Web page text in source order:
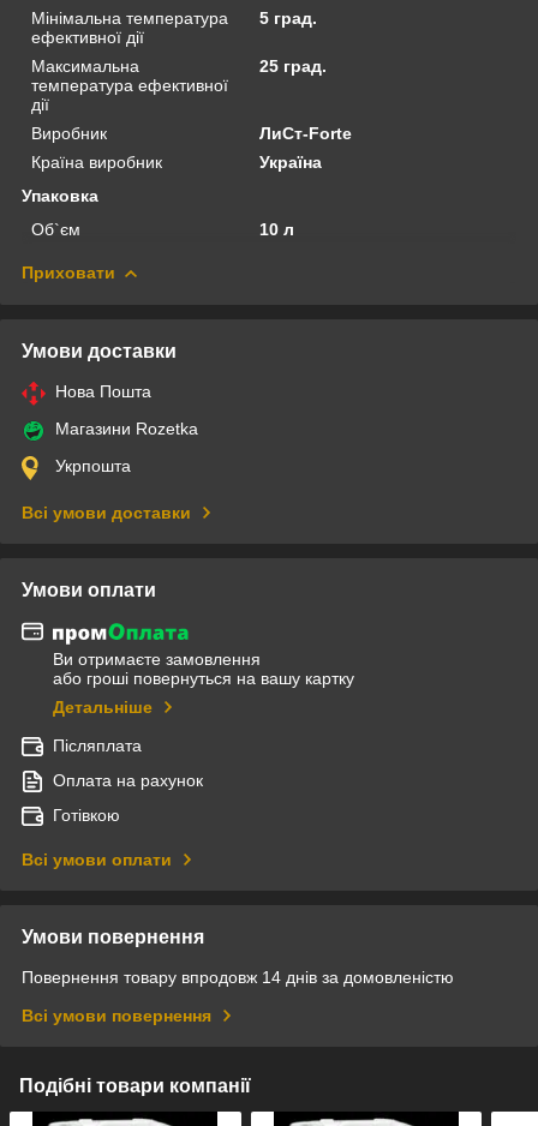
Мінімальна температура
ефективної дії
5 град.
Максимальна
температура ефективної
дії
25 град.
Виробник
ЛиСт-Forte
Країна виробник
Україна
Упаковка
Об`єм
10 л
Приховати
Умови доставки
Нова Пошта
Магазини Rozetka
Укрпошта
Всі умови доставки
Умови оплати
Ви отримаєте замовлення
або гроші повернуться на вашу картку
Детальніше
Післяплата
Оплата на рахунок
Готівкою
Всі умови оплати
Умови повернення
Повернення товару впродовж 14 днів за домовленістю
Всі умови повернення
Подібні товари компанії